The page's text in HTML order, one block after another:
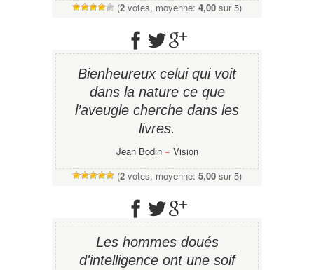
(2 votes, moyenne: 4,00 sur 5)
Bienheureux celui qui voit
dans la nature ce que
l’aveugle cherche dans les
livres.
Jean Bodin− Vision
(2 votes, moyenne: 5,00 sur 5)
Les hommes doués
d'intelligence ont une soif